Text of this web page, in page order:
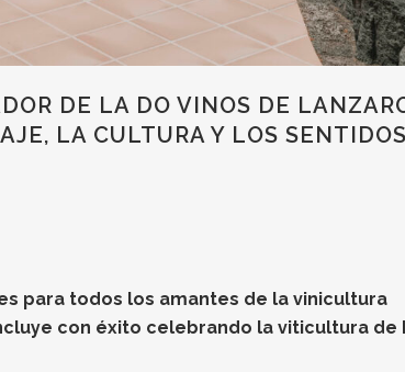
DE LA DO VINOS DE
LA CULTURA Y LOS SENTIDOS
para todos los amantes de la vinicultura
con éxito celebrando la viticultura de